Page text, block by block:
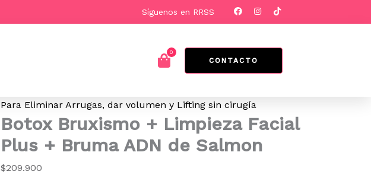
Síguenos en RRSS
F
a
c
o
o
k
I
n
s
g
a
m
T
i
k
k
0
Cart CONTACTO
Para Eliminar Arrugas, dar volumen y Lifting sin cirugía
Botox Bruxismo + Limpieza Facial
Plus + Bruma ADN de Salmon
$209.900
ADN
Salmon
cantidad